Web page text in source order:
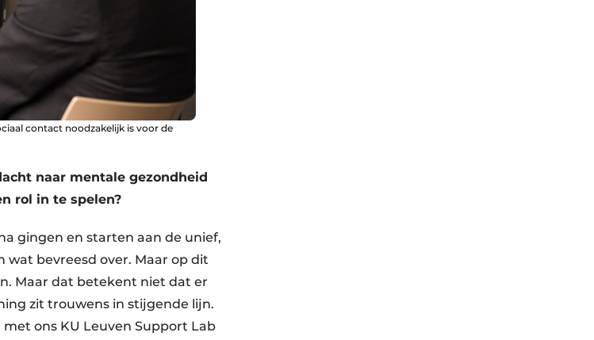
contact noodzakelijk is voor de
naar mentale gezondheid
rol in te spelen?
gingen en starten aan de unief,
wat bevreesd over. Maar op dit
Maar dat betekent niet dat er
zit trouwens in stijgende lijn.
ons KU Leuven Support Lab